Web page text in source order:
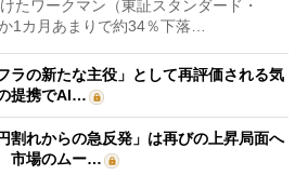
たワークマン（東証スタンダード・
1カ月あまりで約34％下落…
ラの新たな主役」として再評価される気
提携でAI…
割れからの急反発」は再びの上昇局面へ
市場のムー…